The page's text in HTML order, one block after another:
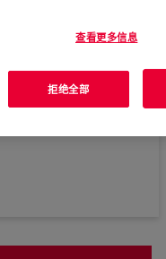
查看更多信息
拒绝全部